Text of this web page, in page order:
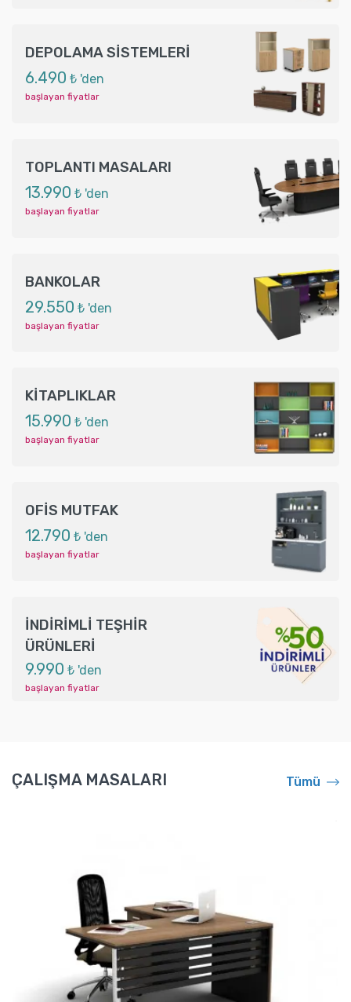
DEPOLAMA SİSTEMLERİ
6.490 ₺ 'den
başlayan fiyatlar
TOPLANTI MASALARI
13.990 ₺ 'den
başlayan fiyatlar
BANKOLAR
29.550 ₺ 'den
başlayan fiyatlar
KİTAPLIKLAR
15.990 ₺ 'den
başlayan fiyatlar
OFİS MUTFAK
12.790 ₺ 'den
başlayan fiyatlar
İNDİRİMLİ TEŞHİR
ÜRÜNLERİ
9.990 ₺ 'den
başlayan fiyatlar
ÇALIŞMA MASALARI Tümü